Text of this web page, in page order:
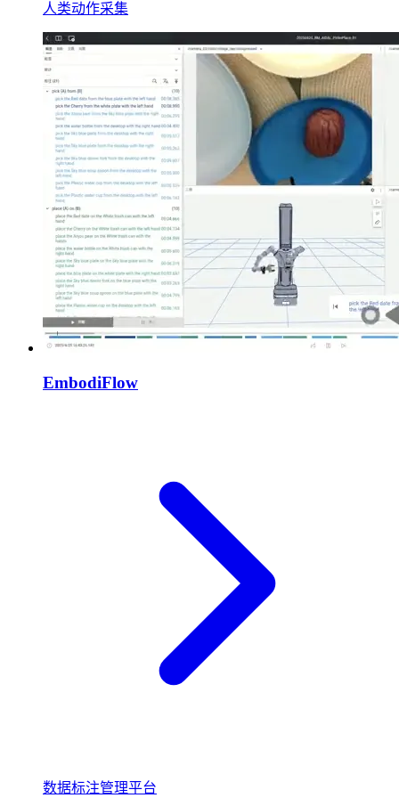
人类动作采集
EmbodiFlow
数据标注管理平台